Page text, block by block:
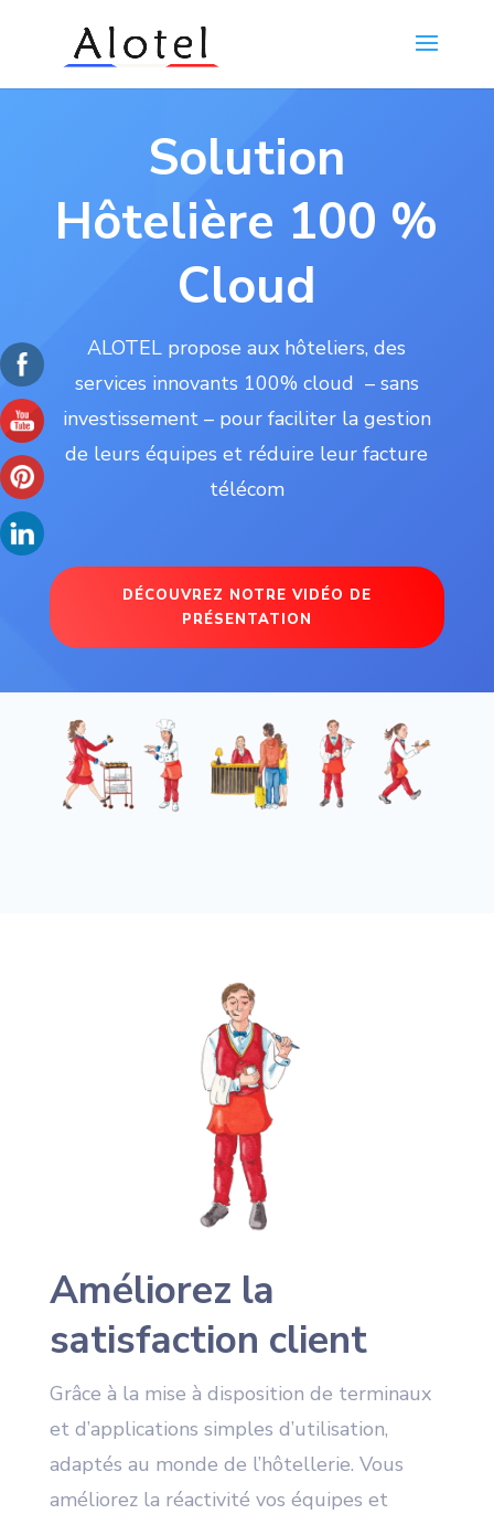
Solution
Hôtelière 100 %
Cloud
ALOTEL propose aux hôteliers, des
services innovants 100% cloud – sans
investissement – pour faciliter la gestion
de leurs équipes et réduire leur facture
télécom
DÉCOUVREZ NOTRE VIDÉO DE
PRÉSENTATION
Améliorez la
satisfaction client
Grâce à la mise à disposition de terminaux
et d’applications simples d’utilisation,
adaptés au monde de l’hôtellerie. Vous
améliorez la réactivité vos équipes et